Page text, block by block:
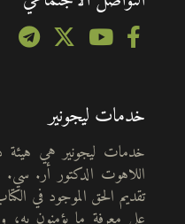
خدمات ليجونير
خدمات ليجونير هي هيئة
تقديم الحق الموجود في